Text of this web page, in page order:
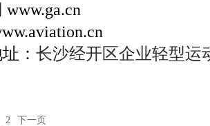
www.ga.cn
： 长沙经开区企业轻型运
2 下一页